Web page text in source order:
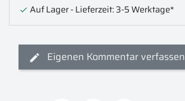
 Auf Lager - Lieferzeit: 3-5 Werktage*
Eigenen Kommentar verfassen